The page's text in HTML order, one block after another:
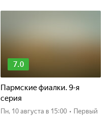
7.0
Пармские фиалки. 9-я
серия
пн, 10 августа в 15:00 • Первый